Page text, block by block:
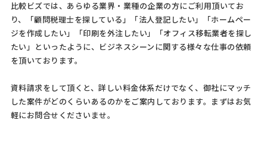
比較ビズでは、あらゆる業界・業種の企業の方にご利用頂いてお
り、「顧問税理士を探している」「法人登記したい」「ホームペー
ジを作成したい」「印刷を外注したい」「オフィス移転業者を探し
たい」といったように、ビジネスシーンに関する様々な仕事の依頼
を頂いております。
資料請求をして頂くと、詳しい料金体系だけでなく、御社にマッチ
した案件がどのくらいあるのかをご案内しております。まずはお気
軽にお問合せくださいませ。